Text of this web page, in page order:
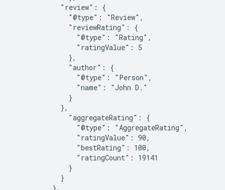
            "review": {
              "@type": "Review",
              "reviewRating": {
                "@type": "Rating",
                "ratingValue": 5
              },
              "author": {
                "@type": "Person",
                "name": "John D."
              }
            },
              "aggregateRating": {
                "@type": "AggregateRating",
                "ratingValue": 90,
                "bestRating": 100,
                "ratingCount": 19141
              }
            }
          },